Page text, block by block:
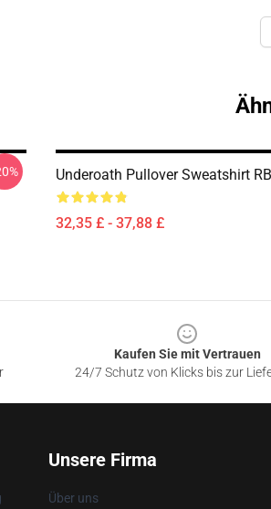
Underoath Pullover Sweatshirt
32,35 £ - 37,88 £
Kaufen Sie mit Vertrauen
24/7 Schutz von Klicks bis zur
Unsere Firma
Über uns